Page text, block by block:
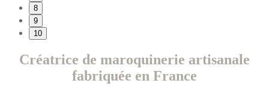
8
9
10
Créatrice de maroquinerie artisanale
fabriquée en France